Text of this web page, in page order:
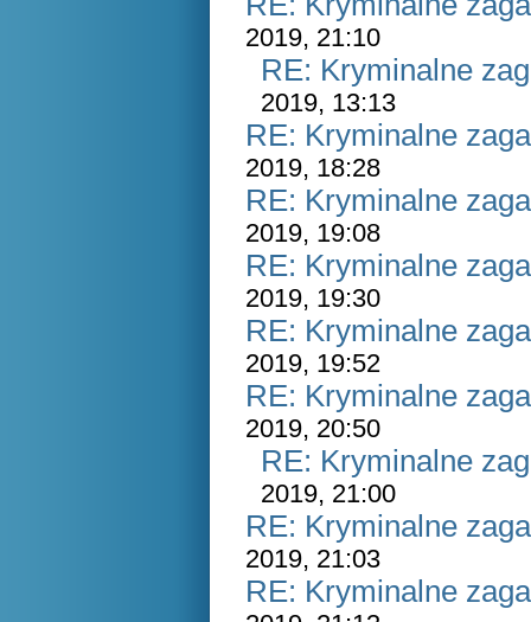
2019, 21:10
RE: Kryminalne
2019, 13:13
RE: Kryminalne
2019, 18:28
RE: Kryminalne
2019, 19:08
RE: Kryminalne
2019, 19:30
RE: Kryminalne
2019, 19:52
RE: Kryminalne
2019, 20:50
RE: Kryminalne
2019, 21:00
RE: Kryminalne
2019, 21:03
RE: Kryminalne